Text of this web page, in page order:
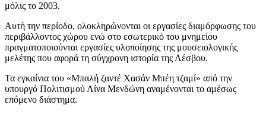
μόλις το 2003.
Αυτή την περίοδο, ολοκληρώνονται οι εργασίες διαμόρφωσης του
περιβάλλοντος χώρου ενώ στο εσωτερικό του μνημείου
πραγματοποιούνται εργασίες υλοποίησης της μουσειολογικής
μελέτης που αφορά τη σύγχρονη ιστορία της Λέσβου.
Τα εγκαίνια του «Μπαλή ζαντέ Χασάν Μπέη τζαμί» από την
υπουργό Πολιτισμού Λίνα Μενδώνη αναμένονται το αμέσως
επόμενο διάστημα.